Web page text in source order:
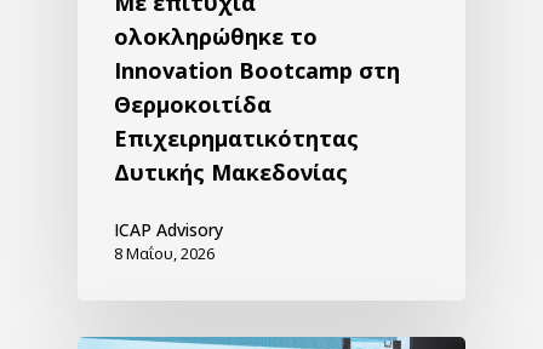
ολοκληρώθηκε το
Innovation Bootcamp στη
Θερμοκοιτίδα
Επιχειρηματικότητας
Δυτικής Μακεδονίας
ICAP Advisory
8 Μαΐου, 2026